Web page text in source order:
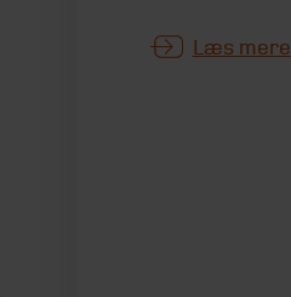
Læs mere